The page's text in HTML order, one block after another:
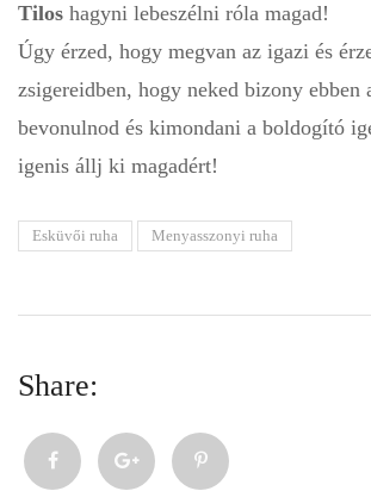
Tilos hagyni lebeszélni róla magad!
Úgy érzed, hogy megvan az igazi és
zsigereidben, hogy neked bizony ebben
bevonulnod és kimondani a boldogító
igenis állj ki magadért!
Esküvői ruha Menyasszonyi ruha
Share: